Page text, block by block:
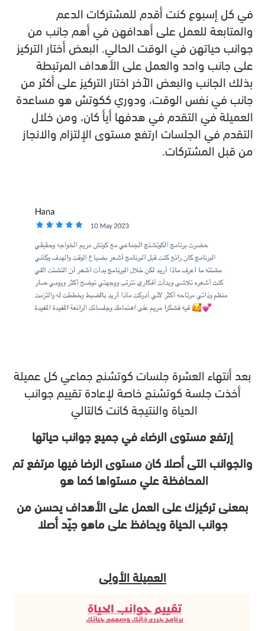
في كل إسبوع كنت أقدم للمشتركات الدعم
والمتابعة للعمل على أهدافهن في أهم جانب من
جوانب حياتهن في الوقت الحالي. البعض أختار التركيز
على جانب واحد والعمل على الأهداف المرتبطة
بذلك الجانب والبعض الآخر اختار التركيز على أكثر من
جانب في نفس الوقت، ودوري ككوتش هو مساعدة
العميلة في التقدم في هدفها أيأ كان، ومن خلال
التقدم في الجلسات ارتفع مستوى الإلتزام والانجاز
من قبل المشتركات.
بعد أنتهاء العشرة جلسات كوتشنج جماعي كل عميلة
أخذت جلسة كوتشنج خاصة لإعادة تقييم جوانب
الحياة والنتيجة كانت كالتالي
إرتفع مستوى الرضاء في جميع جوانب حياتها
والجوانب التى أصلا كان مستوى الرضا فيها مرتفع تم
المحافظة علي مستواها كما هو
بمعنى تركيزك على العمل على الأهداف يحسن من
جوانب الحياة ويحافظ على ماهو جيّد أصلا
العميلة الأولى